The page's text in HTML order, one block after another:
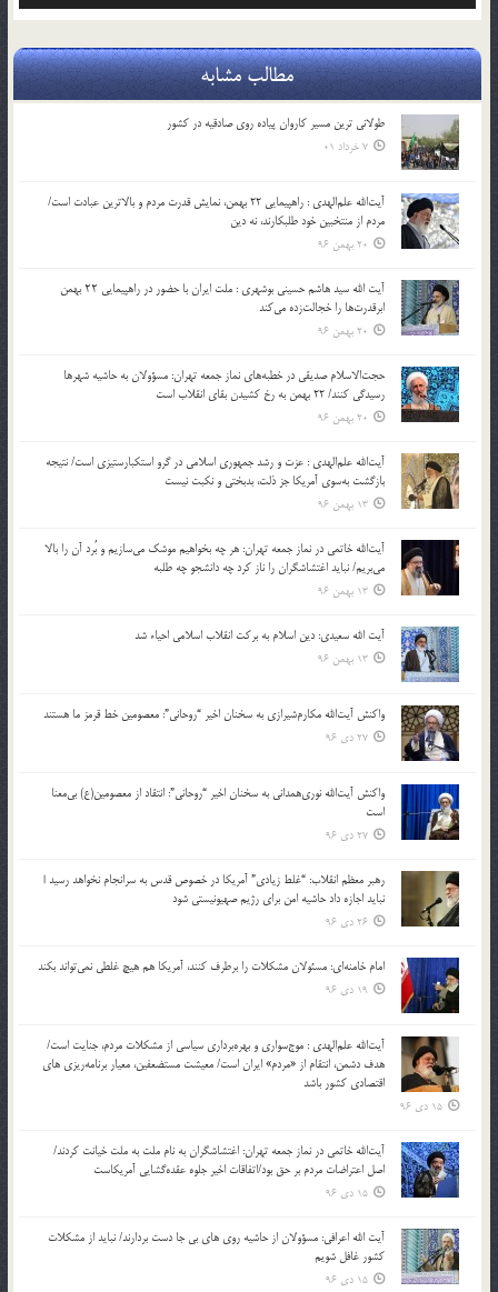
مطالب مشابه
طولانی ترین مسیر کاروان پیاده روی صادقیه در کشور
7 خرداد 01
آیت‌الله علم‌الهدی : راهپیمایی 22 بهمن، نمایش قدرت مردم و بالاترین عبادت است/
مردم از منتخبین خود طلبکارند، نه دین
20 بهمن 96
آیت الله سید هاشم حسینی بوشهری : ملت ایران با حضور در راهپیمایی ۲۲ بهمن
ابرقدرت‌ها را خجالت‌زده می‌کند
20 بهمن 96
حجت‌الاسلام صدیقی در خطبه‌های نماز جمعه تهران: مسؤولان به حاشیه شهرها
رسیدگی کنند/ 22 بهمن به رخ کشیدن بقای انقلاب است
20 بهمن 96
آیت‌الله علم‌الهدی : عزت و رشد جمهوری اسلامی در گرو استکبارستیزی است/ نتیجه
بازگشت به‌سوی آمریکا جز ذلت، بدبختی و نکبت نیست
13 بهمن 96
آیت‌الله خاتمی در نماز جمعه تهران: هر چه بخواهیم موشک می‌سازیم و بُرد آن را بالا
می‌بریم/ نباید اغتشاشگران را ناز کرد چه دانشجو چه طلبه
13 بهمن 96
آیت الله سعیدی: دین اسلام به برکت انقلاب اسلامی احیاء شد
13 بهمن 96
واکنش آیت‌الله مکارم‌شیرازی به سخنان اخیر “روحانی”: معصومین خط قرمز ما هستند
27 دی 96
واکنش آیت‌الله نوری‌همدانی به سخنان اخیر “روحانی”: انتقاد از معصومین(ع) بی‌معنا
است
27 دی 96
رهبر معظم انقلاب: “غلط زیادی” آمریکا در خصوص قدس به سرانجام نخواهد رسید |
نباید اجازه داد حاشیه امن برای رژیم صهیونیستی شود
26 دی 96
امام خامنه‌ای: مسئولان مشکلات را برطرف کنند، آمریکا هم هیچ غلطی نمی‌تواند بکند
19 دی 96
آیت‌الله علم‌الهدی : موج‌سواری و بهره‌برداری سیاسی از مشکلات مردم، جنایت است/
هدف دشمن، انتقام از «مردم» ایران است/ معیشت مستضعفین، معیار برنامه‌ریزی های
اقتصادی کشور باشد
15 دی 96
آیت‌الله خاتمی در نماز جمعه تهران: اغتشاشگران به نام ملت به ملت خیانت کردند/
اصل اعتراضات مردم بر حق بود/اتفاقات اخیر جلوه عقده‌گشایی آمریکاست
15 دی 96
آیت الله اعرافی: مسؤولان از حاشیه روی های بی جا دست بردارند/ نباید از مشکلات
کشور غافل شویم
15 دی 96